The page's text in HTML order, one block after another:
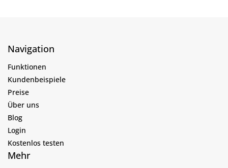
Navigation
Funktionen
Kundenbeispiele
Preise
Über uns
Blog
Login
Kostenlos testen
Mehr